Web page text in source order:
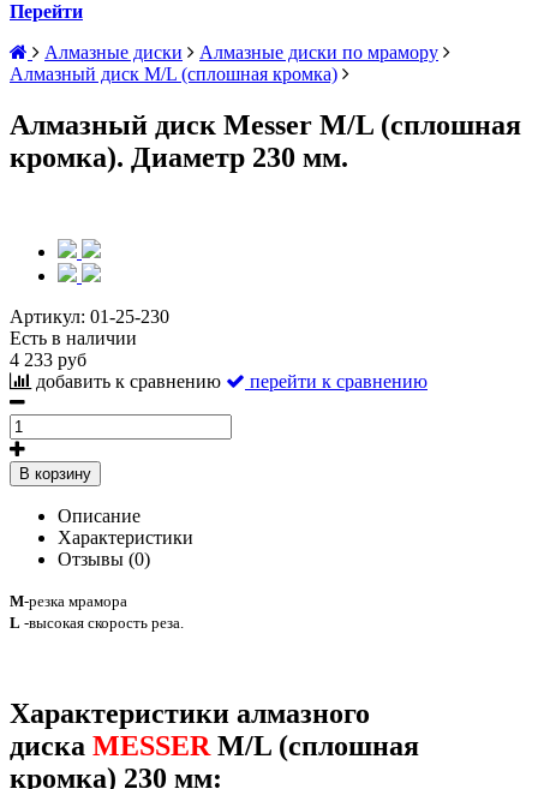
Перейти
Алмазные диски
Алмазные диски по мрамору
Алмазный диск M/L (сплошная кромка)
Алмазный диск Messer M/L (сплошная
кромка). Диаметр 230 мм.
Артикул: 01-25-230
Есть в наличии
4 233 руб
добавить к сравнению
перейти к сравнению
В корзину
Описание
Характеристики
Отзывы (0)
M-резка мрамора
L -высокая скорость реза.
Характеристики алмазного
диска MESSER M/L (сплошная
кромка) 230 мм: